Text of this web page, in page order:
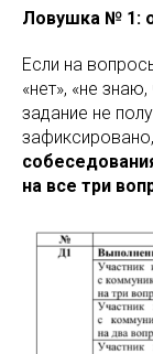
Ловушка № 1:
Если на
«нет», «не
задание не
на все три